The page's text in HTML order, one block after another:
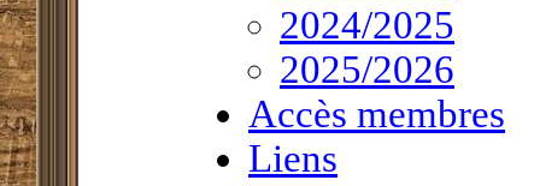
2024/2025
2025/2026
Accès membres
Liens